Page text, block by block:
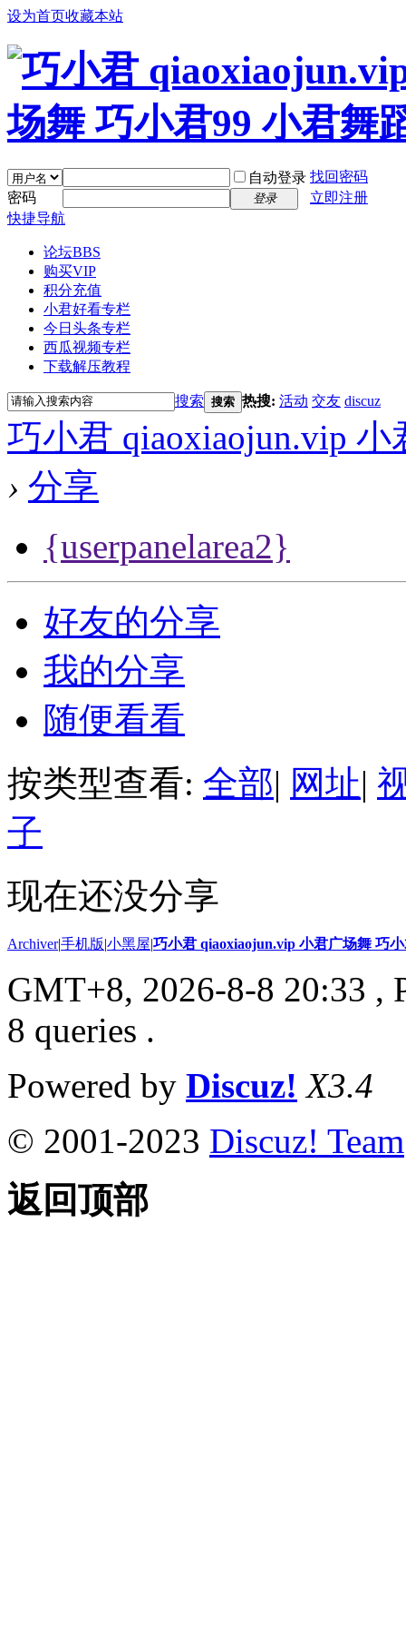
设为首页收藏本站
自动登录 找回密码
密码
登录
立即注册
快捷导航
论坛BBS
购买VIP
积分充值
小君好看专栏
今日头条专栏
西瓜视频专栏
下载解压教程
搜索 搜索 热搜: 活动 交友 discuz
巧小君 qiaoxiaojun.vip
› 分享
{userpanelarea2}
好友的分享
我的分享
随便看看
按类型查看: 全部| 网址|
子
现在还没分享
Archiver|手机版|小黑屋|巧小君 qiaoxiaojun.vip 小君广场舞 巧
GMT+8, 2026-8-8 20:33 ,
8 queries .
Powered by Discuz! X3.4
© 2001-2023 Discuz! Team
返回顶部